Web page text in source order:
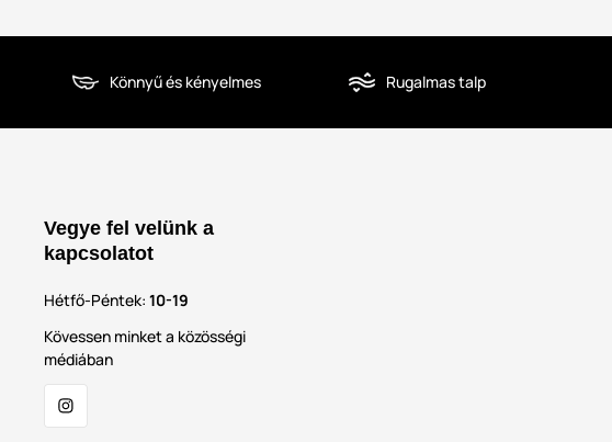
Könnyű és kényelmes Rugalmas talp
Vegye fel velünk a
kapcsolatot
Hétfő-Péntek:10-19
Kövessen minket a közösségi
médiában